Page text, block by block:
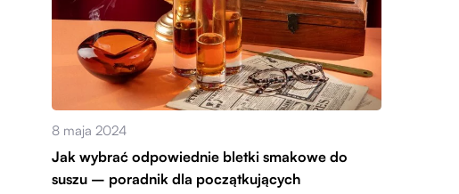
8 maja 2024
Jak wybrać odpowiednie bletki smakowe do
suszu – poradnik dla początkujących